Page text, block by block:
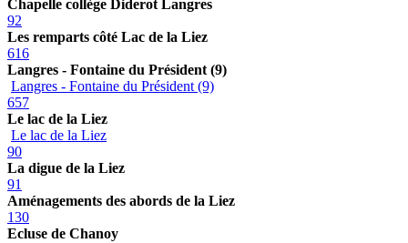
Chapelle collège Diderot Langres
92
Les remparts côté Lac de la Liez
616
Langres - Fontaine du Président (9)
Langres - Fontaine du Président (9)
657
Le lac de la Liez
Le lac de la Liez
90
La digue de la Liez
91
Aménagements des abords de la Liez
130
Ecluse de Chanoy